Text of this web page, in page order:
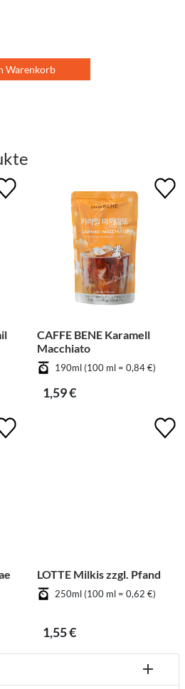
Warenkorb
CAFFE BENE Karamell
Macchiato
190ml (100 ml = 0,84 €)
1,59 €
LOTTE Milkis zzgl. Pfand
250ml (100 ml = 0,62 €)
1,55 €